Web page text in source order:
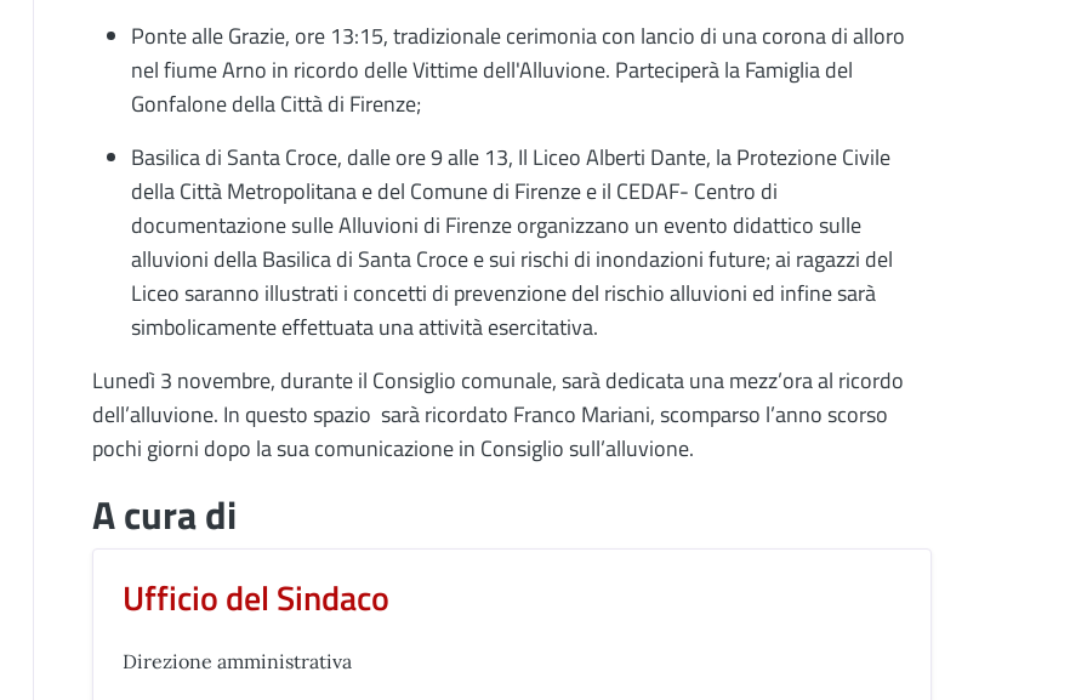
Ponte alle Grazie, ore 13:15, tradizionale cerimonia con lancio di una corona di alloro
nel fiume Arno in ricordo delle Vittime dell'Alluvione. Parteciperà la Famiglia del
Gonfalone della Città di Firenze;
Basilica di Santa Croce, dalle ore 9 alle 13, Il Liceo Alberti Dante, la Protezione Civile
della Città Metropolitana e del Comune di Firenze e il CEDAF- Centro di
documentazione sulle Alluvioni di Firenze organizzano un evento didattico sulle
alluvioni della Basilica di Santa Croce e sui rischi di inondazioni future; ai ragazzi del
Liceo saranno illustrati i concetti di prevenzione del rischio alluvioni ed infine sarà
simbolicamente effettuata una attività esercitativa.
Lunedì 3 novembre, durante il Consiglio comunale, sarà dedicata una mezz’ora al ricordo
dell’alluvione. In questo spazio sarà ricordato Franco Mariani, scomparso l’anno scorso
pochi giorni dopo la sua comunicazione in Consiglio sull’alluvione.
A cura di
Ufficio del Sindaco
Direzione amministrativa